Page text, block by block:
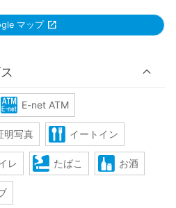
マップ
E-net ATM
明写真 イートイン
レ たばこ お酒